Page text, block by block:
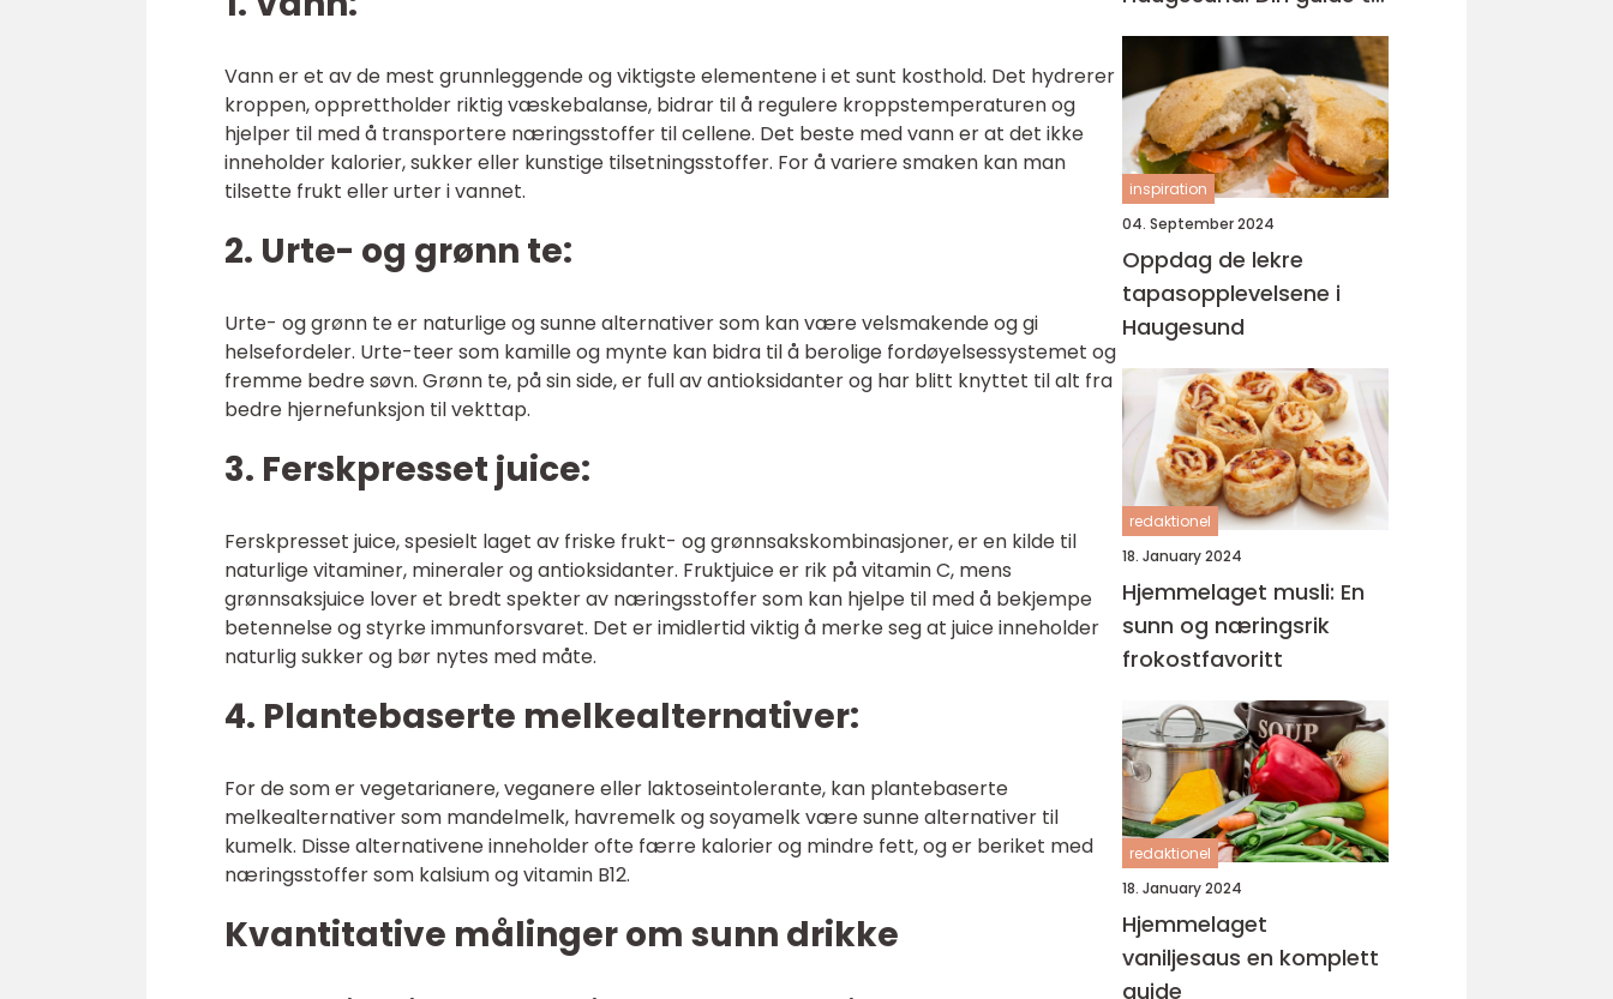
Vann er et av de mest grunnleggende og viktigste elementene i et sunt kosthold. Det hydrerer
kroppen, opprettholder riktig væskebalanse, bidrar til å regulere kroppstemperaturen og
hjelper til med å transportere næringsstoffer til cellene. Det beste med vann er at det ikke
inneholder kalorier, sukker eller kunstige tilsetningsstoffer. For å variere smaken kan man
tilsette frukt eller urter i vannet.
2. Urte- og grønn te:
Urte- og grønn te er naturlige og sunne alternativer som kan være velsmakende og gi
helsefordeler. Urte-teer som kamille og mynte kan bidra til å berolige fordøyelsessystemet og
fremme bedre søvn. Grønn te, på sin side, er full av antioksidanter og har blitt knyttet til alt fra
bedre hjernefunksjon til vekttap.
3. Ferskpresset juice:
Ferskpresset juice, spesielt laget av friske frukt- og grønnsakskombinasjoner, er en kilde til
naturlige vitaminer, mineraler og antioksidanter. Fruktjuice er rik på vitamin C, mens
grønnsaksjuice lover et bredt spekter av næringsstoffer som kan hjelpe til med å bekjempe
betennelse og styrke immunforsvaret. Det er imidlertid viktig å merke seg at juice inneholder
naturlig sukker og bør nytes med måte.
4. Plantebaserte melkealternativer:
For de som er vegetarianere, veganere eller laktoseintolerante, kan plantebaserte
melkealternativer som mandelmelk, havremelk og soyamelk være sunne alternativer til
kumelk. Disse alternativene inneholder ofte færre kalorier og mindre fett, og er beriket med
næringsstoffer som kalsium og vitamin B12.
Kvantitative målinger om sunn drikke
lokal catering
inspiration
04. September 2024
Oppdag de lekre
tapasopplevelsene i
Haugesund
redaktionel
18. January 2024
Hjemmelaget musli: En
sunn og næringsrik
frokostfavoritt
redaktionel
18. January 2024
Hjemmelaget
vaniljesaus en komplett
guide